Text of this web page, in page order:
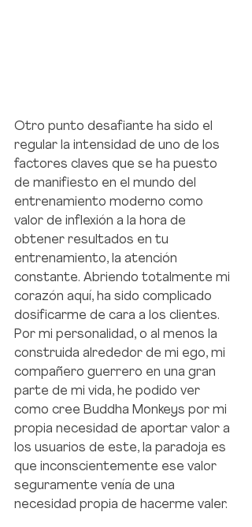
Otro punto desafiante ha sido el
regular la intensidad de uno de los
factores claves que se ha puesto
de manifiesto en el mundo del
entrenamiento moderno como
valor de inflexión a la hora de
obtener resultados en tu
entrenamiento, la atención
constante. Abriendo totalmente mi
corazón aquí, ha sido complicado
dosificarme de cara a los clientes.
Por mi personalidad, o al menos la
construida alrededor de mi ego, mi
compañero guerrero en una gran
parte de mi vida, he podido ver
como cree Buddha Monkeys por mi
propia necesidad de aportar valor a
los usuarios de este, la paradoja es
que inconscientemente ese valor
seguramente venía de una
necesidad propia de hacerme valer.